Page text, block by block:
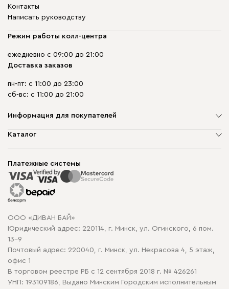
Контакты
Написать руководству
Режим работы колл-центра
ежедневно с 09:00 до 21:00
Доставка заказов
пн-пт: с 11:00 до 23:00
сб-вс: с 11:00 до 21:00
Информация для покупателей
О компании
Способы оплаты
Рассрочка и кредит
Гарантия
Карта сайта
Политика конфиденциальности
Политика в отношении обработки cookie
Каталог
Корпусная мебель
Распродажа мебели
Платежные системы
ООО «ДИВАН БАЙ»
Юридический адрес: 220114, г. Минск, ул. Огинского, 6 пом.
13-9
Почтовый адрес: 220040, г. Минск, ул. Некрасова 4, 5 этаж,
офис 1
В торговом реестре РБ с 12 сентября 2018 г. № 426261
УНП: 193109186, Выдано Минским Городским исполнительным